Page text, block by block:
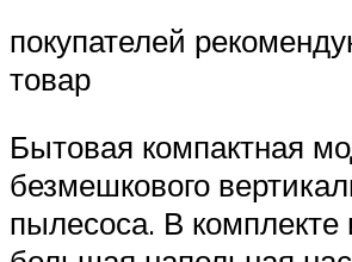
покупателей
товар
Бытовая компактная
безмешкового
пылесоса. В комплекте